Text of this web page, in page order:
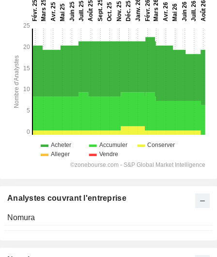
Analystes couvrant l'entreprise
Nomura